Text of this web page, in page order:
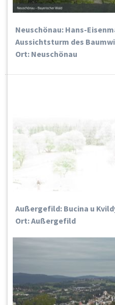
Neuschönau: Hans-
Aussichtsturm des
Ort: Neuschönau
Außergefild: Bucina u
Ort: Außergefild